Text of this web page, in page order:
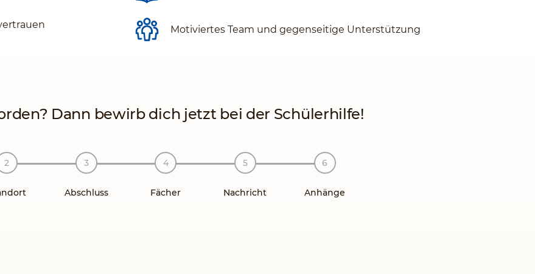
Motiviertes Team und gegenseitige Unterstützung
Dann bewirb dich jetzt bei der Schülerhilfe!
Abschluss Fächer Nachricht Anhänge